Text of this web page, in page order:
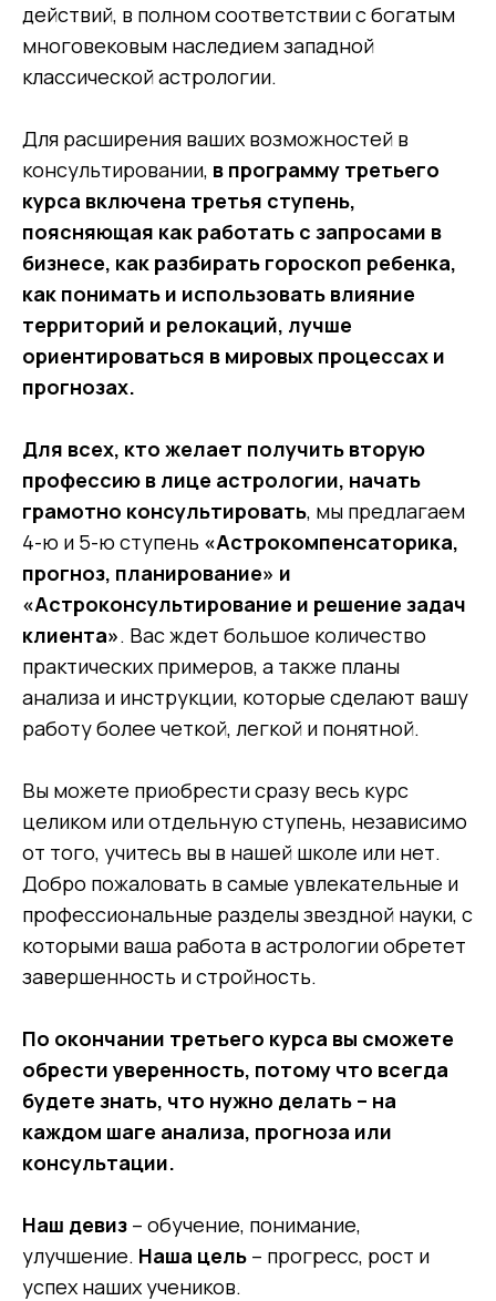
действий, в полном соответствии с богатым
многовековым наследием западной
классической астрологии.
Для расширения ваших возможностей в
консультировании, в программу третьего
курса включена третья ступень,
поясняющая как работать с запросами в
бизнесе, как разбирать гороскоп ребенка,
как понимать и использовать влияние
территорий и релокаций, лучше
ориентироваться в мировых процессах и
прогнозах.
Для всех, кто желает получить вторую
профессию в лице астрологии, начать
грамотно консультировать, мы предлагаем
4-ю и 5-ю ступень «Астрокомпенсаторика,
прогноз, планирование» и
«Астроконсультирование и решение задач
клиента». Вас ждет большое количество
практических примеров, а также планы
анализа и инструкции, которые сделают вашу
работу более четкой, легкой и понятной.
Вы можете приобрести сразу весь курс
целиком или отдельную ступень, независимо
от того, учитесь вы в нашей школе или нет.
Добро пожаловать в самые увлекательные и
профессиональные разделы звездной науки, с
которыми ваша работа в астрологии обретет
завершенность и стройность.
По окончании третьего курса вы сможете
обрести уверенность, потому что всегда
будете знать, что нужно делать – на
каждом шаге анализа, прогноза или
консультации.
Наш девиз – обучение, понимание,
улучшение. Наша цель – прогресс, рост и
успех наших учеников.